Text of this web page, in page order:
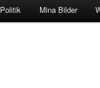
Politik Mina Bilder